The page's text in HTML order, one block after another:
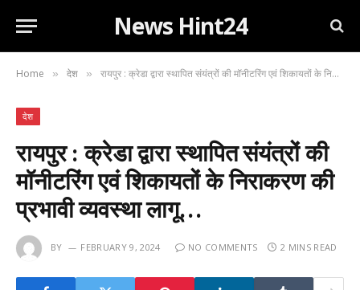
News Hint24
Home » देश » रायपुर : क्रेडा द्वारा स्थापित संयंत्रों की मॉनीटरिंग एवं शिकायतों के निराकरण की प्रभावी व्यवस्था लागू…
देश
रायपुर : क्रेडा द्वारा स्थापित संयंत्रों की
मॉनीटरिंग एवं शिकायतों के निराकरण की
प्रभावी व्यवस्था लागू…
BY FEBRUARY 9, 2024 NO COMMENTS 2 MINS READ